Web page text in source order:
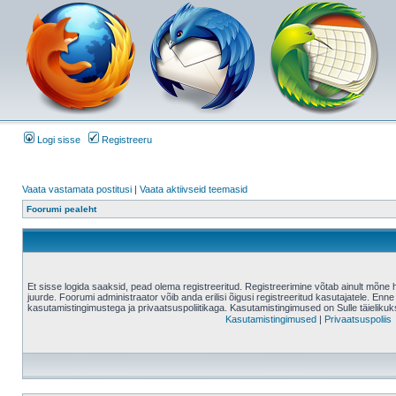
Logi sisse Registreeru
Vaata vastamata postitusi | Vaata aktiivseid teemasid
Foorumi pealeht
Et sisse logida saaksid, pead olema registreeritud. Registreerimine võtab ainult mõne
juurde. Foorumi administraator võib anda erilisi õigusi registreeritud kasutajatele.
kasutamistingimustega ja privaatsuspoliitikaga. Kasutamistingimused on Sulle
Kasutamistingimused| Privaatsuspoliis